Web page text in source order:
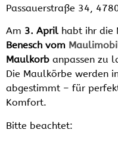
Passauerstraße 34,
Am 3. April habt ihr die
Benesch vom
Maulkorb anpassen zu
Die Maulkörbe werden
abgestimmt – für
Komfort.
Bitte beachtet: